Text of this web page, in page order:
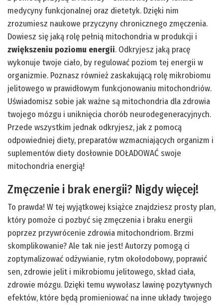
medycyny funkcjonalnej oraz dietetyk. Dzięki nim
zrozumiesz naukowe przyczyny chronicznego zmęczenia.
Dowiesz się jaką rolę pełnią mitochondria w produkcji i
zwiększeniu poziomu energii. Odkryjesz jaką pracę
wykonuje twoje ciało, by regulować poziom tej energii w
organizmie. Poznasz również zaskakującą rolę mikrobiomu
jelitowego w prawidłowym funkcjonowaniu mitochondriów.
Uświadomisz sobie jak ważne są mitochondria dla zdrowia
twojego mózgu i uniknięcia chorób neurodegeneracyjnych.
Przede wszystkim jednak odkryjesz, jak z pomocą
odpowiedniej diety, preparatów wzmacniających organizm i
suplementów diety dosłownie DOŁADOWAĆ swoje
mitochondria energią!
Zmęczenie i brak energii? Nigdy więcej!
To prawda! W tej wyjątkowej książce znajdziesz prosty plan,
który pomoże ci pozbyć się zmęczenia i braku energii
poprzez przywrócenie zdrowia mitochondriom. Brzmi
skomplikowanie? Ale tak nie jest! Autorzy pomogą ci
zoptymalizować odżywianie, rytm okołodobowy, poprawić
sen, zdrowie jelit i mikrobiomu jelitowego, skład ciała,
zdrowie mózgu. Dzięki temu wywołasz lawinę pozytywnych
efektów, które będą promieniować na inne układy twojego